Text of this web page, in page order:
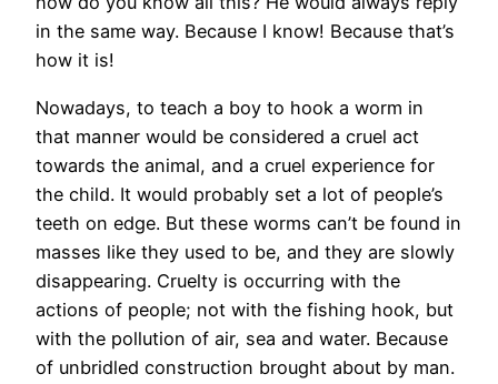
in the same way. Because I know! Because that’s
how it is!
Nowadays, to teach a boy to hook a worm in
that manner would be considered a cruel act
towards the animal, and a cruel experience for
the child. It would probably set a lot of people’s
teeth on edge. But these worms can’t be found in
masses like they used to be, and they are slowly
disappearing. Cruelty is occurring with the
actions of people; not with the fishing hook, but
with the pollution of air, sea and water. Because
of unbridled construction brought about by man.